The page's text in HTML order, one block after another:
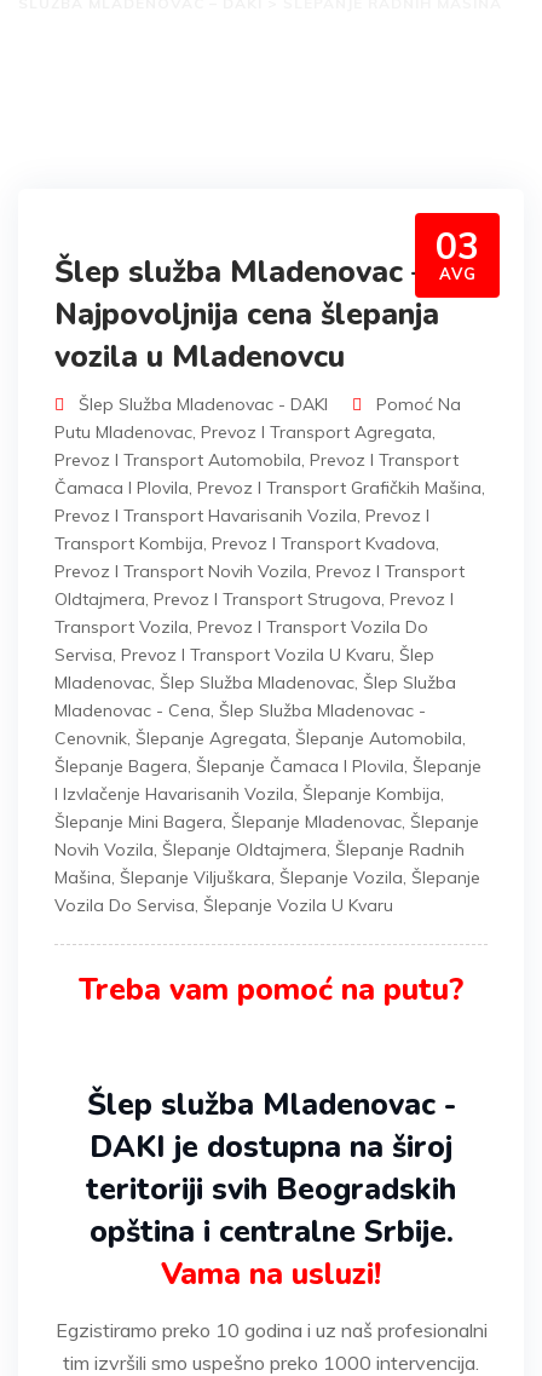
03
AVG
Šlep služba Mladenovac –
Najpovoljnija cena šlepanja
vozila u Mladenovcu
Šlep Služba Mladenovac - DAKI
Pomoć Na
Putu Mladenovac, Prevoz I Transport Agregata,
Prevoz I Transport Automobila, Prevoz I Transport
Čamaca I Plovila, Prevoz I Transport Grafičkih Mašina,
Prevoz I Transport Havarisanih Vozila, Prevoz I
Transport Kombija, Prevoz I Transport Kvadova,
Prevoz I Transport Novih Vozila, Prevoz I Transport
Oldtajmera, Prevoz I Transport Strugova, Prevoz I
Transport Vozila, Prevoz I Transport Vozila Do
Servisa, Prevoz I Transport Vozila U Kvaru, Šlep
Mladenovac, Šlep Služba Mladenovac, Šlep Služba
Mladenovac - Cena, Šlep Služba Mladenovac -
Cenovnik, Šlepanje Agregata, Šlepanje Automobila,
Šlepanje Bagera, Šlepanje Čamaca I Plovila, Šlepanje
I Izvlačenje Havarisanih Vozila, Šlepanje Kombija,
Šlepanje Mini Bagera, Šlepanje Mladenovac, Šlepanje
Novih Vozila, Šlepanje Oldtajmera, Šlepanje Radnih
Mašina, Šlepanje Viljuškara, Šlepanje Vozila, Šlepanje
Vozila Do Servisa, Šlepanje Vozila U Kvaru
Treba vam pomoć na putu?
Šlep služba Mladenovac -
DAKI je dostupna na široj
teritoriji svih Beogradskih
opština i centralne Srbije.
Vama na usluzi!
Egzistiramo preko 10 godina i uz naš profesionalni
tim izvršili smo uspešno preko 1000 intervencija.